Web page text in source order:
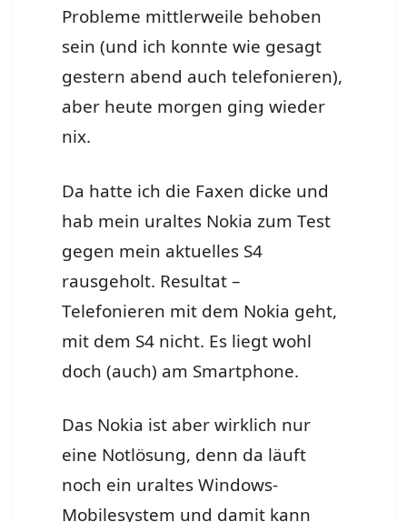
Probleme mittlerweile behoben
sein (und ich konnte wie gesagt
gestern abend auch telefonieren),
aber heute morgen ging wieder
nix.
Da hatte ich die Faxen dicke und
hab mein uraltes Nokia zum Test
gegen mein aktuelles S4
rausgeholt. Resultat –
Telefonieren mit dem Nokia geht,
mit dem S4 nicht. Es liegt wohl
doch (auch) am Smartphone.
Das Nokia ist aber wirklich nur
eine Notlösung, denn da läuft
noch ein uraltes Windows-
Mobilesystem und damit kann